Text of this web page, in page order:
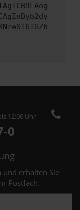
12:00 Uhr
0
und erhalten Sie
Postfach.